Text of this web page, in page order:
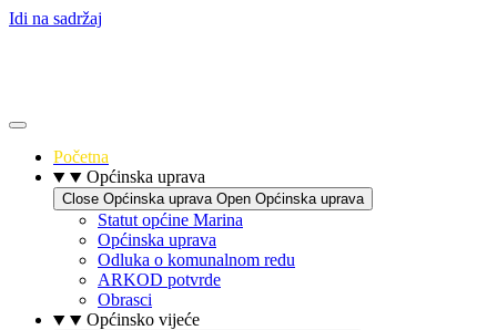
Idi na sadržaj
Početna
Općinska uprava
Close Općinska uprava Open Općinska uprava
Statut općine Marina
Općinska uprava
Odluka o komunalnom redu
ARKOD potvrde
Obrasci
Općinsko vijeće